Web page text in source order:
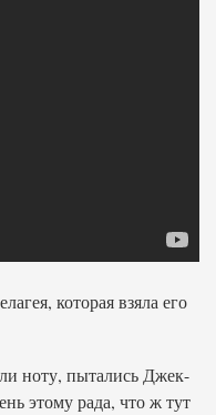
которая взяла его
ноту, пытались Джек-
этому рада, что ж тут